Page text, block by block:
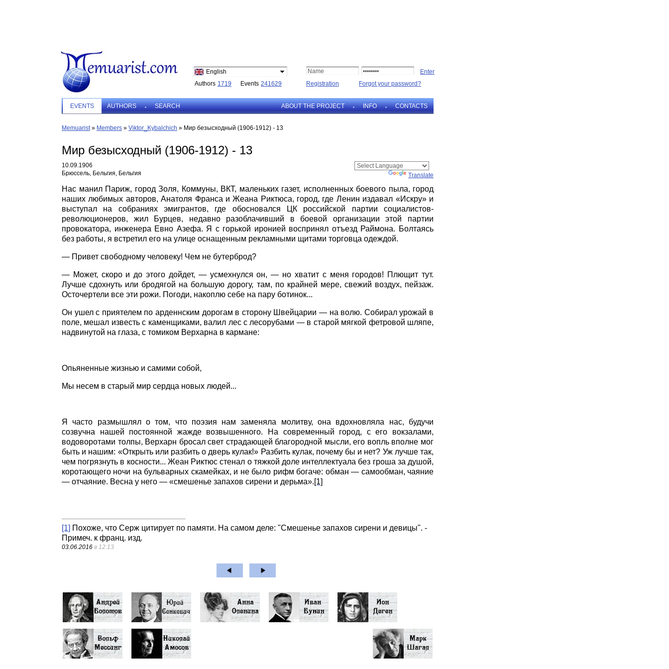
English
Authors 1719 Events 241629 Registration Forgot your password?
EVENTS AUTHORS SEARCH ABOUT THE PROJECT INFO CONTACTS
Memuarist» Members » Viktor_Kybalchich » Мир безысходный (1906-1912) - 13
Мир безысходный (1906-1912) - 13
10.09.1906
Брюссель, Бельгия, Бельгия
Translate
Нас манил Париж, город Золя, Коммуны, ВКТ, маленьких газет, исполненных боевого пыла, город
наших любимых авторов, Анатоля Франса и Жеана Риктюса, город, где Ленин издавал «Искру» и
выступал на собраниях эмигрантов, где обосновался ЦК российской партии социалистов-
революционеров, жил Бурцев, недавно разоблачивший в боевой организации этой партии
провокатора, инженера Евно Азефа. Я с горькой иронией воспринял отъезд Раймона. Болтаясь
без работы, я встретил его на улице оснащенным рекламными щитами торговца одеждой.
— Привет свободному человеку! Чем не бутерброд?
— Может, скоро и до этого дойдет, — усмехнулся он, — но хватит с меня городов! Плющит тут.
Лучше сдохнуть или бродягой на большую дорогу, там, по крайней мере, свежий воздух, пейзаж.
Осточертели все эти рожи. Погоди, накоплю себе на пару ботинок...
Он ушел с приятелем по арденнским дорогам в сторону Швейцарии — на волю. Собирал урожай в
поле, мешал известь с каменщиками, валил лес с лесорубами — в старой мягкой фетровой шляпе,
надвинутой на глаза, с томиком Верхарна в кармане:
Опьяненные жизнью и самими собой,
Мы несем в старый мир сердца новых людей...
Я часто размышлял о том, что поэзия нам заменяла молитву, она вдохновляла нас, будучи
созвучна нашей постоянной жажде возвышенного. На современный город, с его вокзалами,
водоворотами толпы, Верхарн бросал свет страдающей благородной мысли, его вопль вполне мог
быть и нашим: «Открыть или разбить о дверь кулак!» Разбить кулак, почему бы и нет? Уж лучше так,
чем погрязнуть в косности... Жеан Риктюс стенал о тяжкой доле интеллектуала без гроша за душой,
коротающего ночи на бульварных скамейках, и не было рифм богаче: обман — самообман, чаяние
— отчаяние. Весна у него — «смешенье запахов сирени и дерьма».[1]
[1] Похоже, что Серж цитирует по памяти. На самом деле: "Смешенье запахов сирени и девицы". -
Примеч. к франц. изд.
03.06.2016 в 12:13